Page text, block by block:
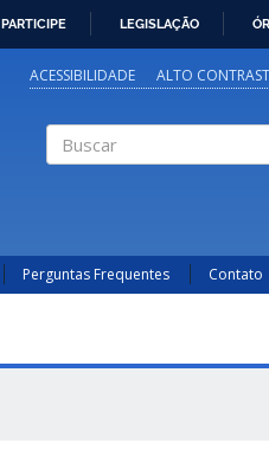
PARTICIPE LEGISLAÇÃO
ACESSIBILIDADE ALTO
Perguntas Frequentes Contato